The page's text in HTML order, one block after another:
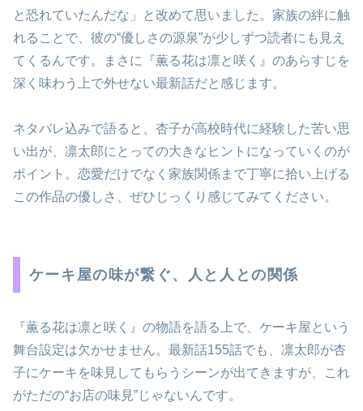
と恐れていたんだな」と改めて思いました。家族の絆に触
れることで、彼の“優しさの源泉”が少しずつ読者にも見え
てくるんです。まさに『薫る花は凛と咲く』のあらすじを
深く味わう上で外せない最新話だと感じます。
ネタバレ込みで語ると、杏子が高校時代に経験した苦い思
い出が、凛太郎にとっての大きなヒントになっていくのが
ポイント。恋愛だけでなく家族関係まで丁寧に拾い上げる
この作品の優しさ、ぜひじっくり感じてみてください。
ケーキ屋の味が繋ぐ、人と人との関係
『薫る花は凛と咲く』の物語を語る上で、ケーキ屋という
舞台設定は欠かせません。最新話155話でも、凛太郎が杏
子にケーキを味見してもらうシーンが出てきますが、これ
がただの“お店の味見”じゃないんです。